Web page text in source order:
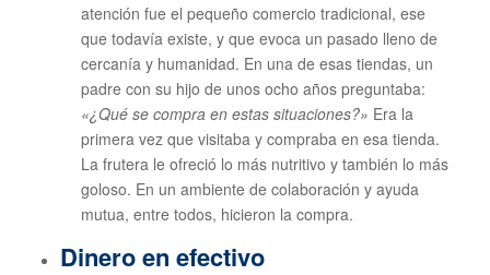
atención fue el pequeño comercio tradicional, ese
que todavía existe, y que evoca un pasado lleno de
cercanía y humanidad. En una de esas tiendas, un
padre con su hijo de unos ocho años preguntaba:
«¿Qué se compra en estas situaciones?» Era la
primera vez que visitaba y compraba en esa tienda.
La frutera le ofreció lo más nutritivo y también lo más
goloso. En un ambiente de colaboración y ayuda
mutua, entre todos, hicieron la compra.
Dinero en efectivo